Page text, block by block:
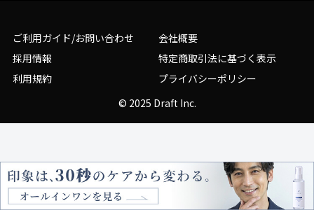
ご利用ガイド/お問い合わせ
会社概要
採用情報
特定商取引法に基づく表示
利用規約
プライバシーポリシー
© 2025 Draft Inc.